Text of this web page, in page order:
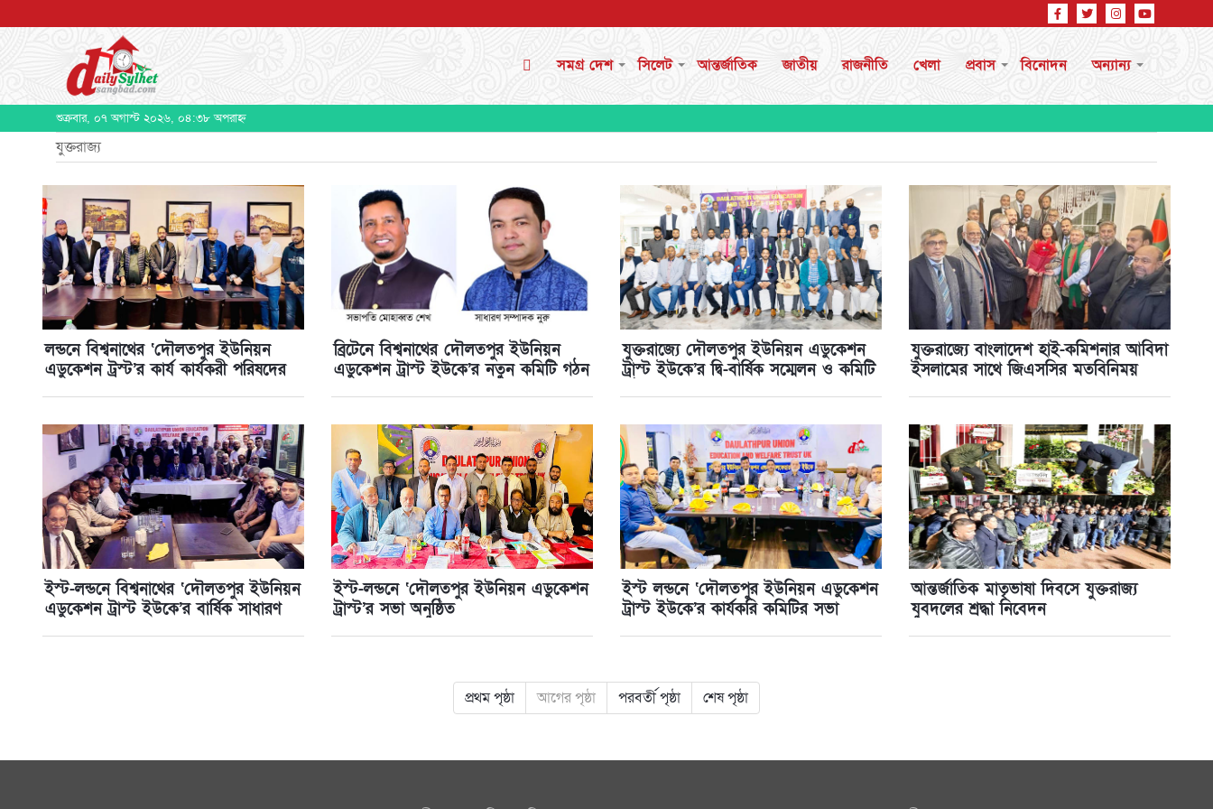
অন্যান্য
বিনোদন
প্রবাস
খেলা
রাজনীতি
জাতীয়
আন্তর্জাতিক
সিলেট
সমগ্র দেশ
শুক্রবার, ০৭ অগাস্ট ২০২৬, ০৪:৩৮ অপরাহ্ন
যুক্তরাজ্য
লন্ডনে বিশ্বনাথের ‘দৌলতপুর ইউনিয়ন
এডুকেশন ট্রস্ট’র কার্য কার্যকরী পরিষদের
ব্রিটেনে বিশ্বনাথের দৌলতপুর ইউনিয়ন
এডুকেশন ট্রাস্ট ইউকে’র নতুন কমিটি গঠন
যুক্তরাজ্যে দৌলতপুর ইউনিয়ন এডুকেশন
ট্রাস্ট ইউকে’র দ্বি-বার্ষিক সম্মেলন ও কমিটি
যুক্তরাজ্যে বাংলাদেশ হাই-কমিশনার আবিদা
ইসলামের সাথে জিএসসির মতবিনিময়
ইস্ট-লন্ডনে বিশ্বনাথের ‘দৌলতপুর ইউনিয়ন
এডুকেশন ট্রাস্ট ইউকে’র বার্ষিক সাধারণ
ইস্ট-লন্ডনে ‘দৌলতপুর ইউনিয়ন এডুকেশন
ট্রাস্ট’র সভা অনুষ্ঠিত
ইস্ট লন্ডনে ‘দৌলতপুর ইউনিয়ন এডুকেশন
ট্রাস্ট ইউকে’র কার্যকরি কমিটির সভা
আন্তর্জাতিক মাতৃভাষা দিবসে যুক্তরাজ্য
যুবদলের শ্রদ্ধা নিবেদন
প্রথম পৃষ্ঠা আগের পৃষ্ঠা পরবর্তী পৃষ্ঠা শেষ পৃষ্ঠা